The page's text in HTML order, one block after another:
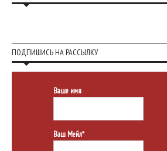
ПОДПИШИСЬ НА РАССЫЛКУ
Ваше имя
Ваш Мейл*